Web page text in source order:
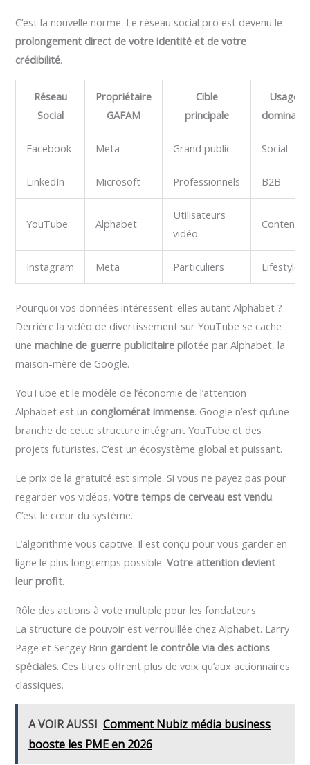
C’est la nouvelle norme. Le réseau social pro est devenu le
prolongement direct de votre identité et de votre
crédibilité.
Réseau
Social
Propriétaire
GAFAM
Cible
principale
Usage
dominant
Facebook Meta Grand public Social
LinkedIn Microsoft Professionnels B2B
YouTube Alphabet
Utilisateurs
vidéo
Contenu
Instagram Meta Particuliers Lifestyle
Pourquoi vos données intéressent-elles autant Alphabet ?
Derrière la vidéo de divertissement sur YouTube se cache
unemachine de guerre publicitaire pilotée par Alphabet, la
maison-mère de Google.
YouTube et le modèle de l’économie de l’attention
Alphabet est un conglomérat immense. Google n’est qu’une
branche de cette structure intégrant YouTube et des
projets futuristes. C’est un écosystème global et puissant.
Le prix de la gratuité est simple. Si vous ne payez pas pour
regarder vos vidéos,votre temps de cerveau est vendu.
C’est le cœur du système.
L’algorithme vous captive. Il est conçu pour vous garder en
ligne le plus longtemps possible.Votre attention devient
leur profit.
Rôle des actions à vote multiple pour les fondateurs
La structure de pouvoir est verrouillée chez Alphabet. Larry
Page et Sergey Brin gardent le contrôle via des actions
spéciales. Ces titres offrent plus de voix qu’aux actionnaires
classiques.
A VOIR AUSSI Comment Nubiz média business
booste les PME en 2026